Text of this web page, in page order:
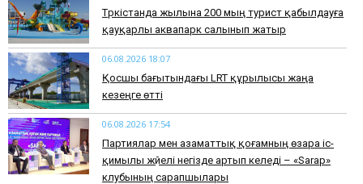
Түркістанда жылына 200 мың турист қабылдауға
қауқарлы аквапарк салынып жатыр
06.08.2026 18:07
Қосшы бағытындағы LRT құрылысы жаңа
кезеңге өтті
06.08.2026 17:54
Партиялар мен азаматтық қоғамның өзара іс-
қимылы жүйелі негізде артып келеді – «Sarap»
клубының сарапшылары